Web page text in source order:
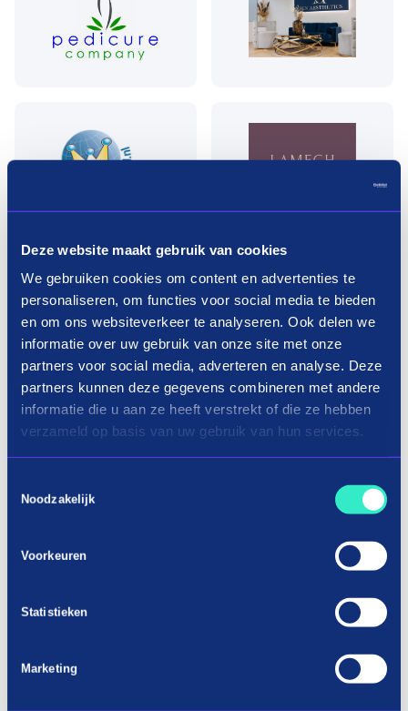
Deze website maakt gebruik van cookies
We gebruiken cookies om content en advertenties te
personaliseren, om functies voor social media te bieden
en om ons websiteverkeer te analyseren. Ook delen we
informatie over uw gebruik van onze site met onze
partners voor social media, adverteren en analyse. Deze
partners kunnen deze gegevens combineren met andere
informatie die u aan ze heeft verstrekt of die ze hebben
verzameld op basis van uw gebruik van hun services.
Noodzakelijk
Voorkeuren
Statistieken
Marketing
Huidverzorging shoppen in3 termijnen
Het bestellen van een huidverzorgingsproduct
met in3 is heel eenvoudig en zonder gedoe!
Vind jouw huidverzorgingsproduct en kies
voor in3.
Vind jouw huidverzorgingsproduct bij een
van onze aangesloten webshops en kies in3
bij het afrekenen. Wij doen binnen split-
Betaal het 1ste deel en ontvang direct.
en ontvang jouw huidverzorgingsproduct. De
Betaal je huidverzorgingsproduct af binnen